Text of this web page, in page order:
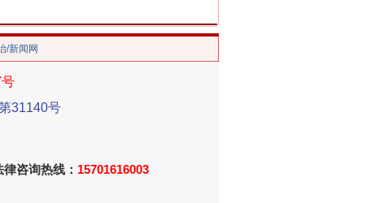
/新闻网
31140号
咨询热线： 15701616003